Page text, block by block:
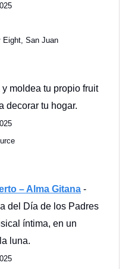
Eight, San Juan
moldea tu propio fruit
decorar tu hogar.
– Alma Gitana -
del Día de los Padres
íntima, en un
luna.